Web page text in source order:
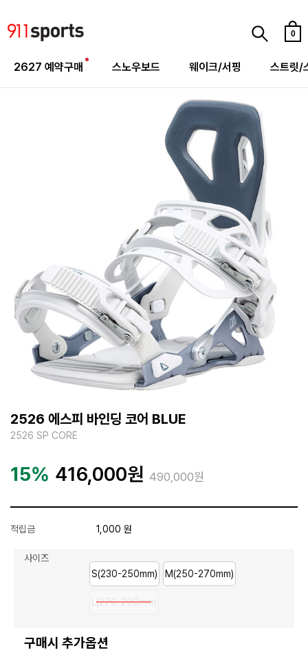
0
2627 예약구매 스노우보드 웨이크/서핑 스트릿/
2526 에스피 바인딩 코어 BLUE
2526 SP CORE
15% 416,000원 490,000원
적립금 1,000 원
사이즈
S(230-250mm)
M(250-270mm)
L(270-290mm)
구매시 추가옵션